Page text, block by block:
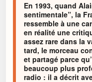
En 1993, quand
sentimentale”, la
ressemble à une
en réalité une
assez rare dans la
tard, le morceau
et partagé parce
beaucoup plus
radio : il a décrit